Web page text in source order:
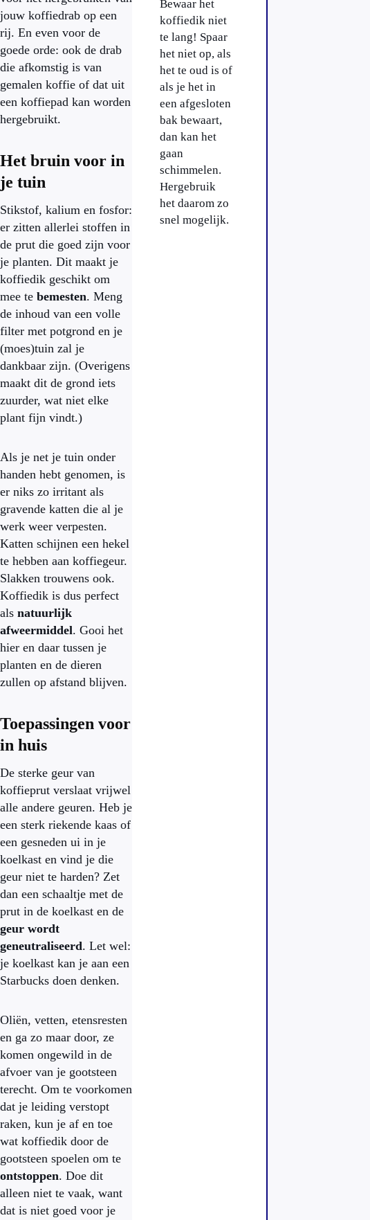
jouw koffiedrab op een
rij. En even voor de
goede orde: ook de drab
die afkomstig is van
gemalen koffie of dat uit
een koffiepad kan worden
hergebruikt.
Het bruin voor in
je tuin
Stikstof, kalium en fosfor:
er zitten allerlei stoffen in
de prut die goed zijn voor
je planten. Dit maakt je
koffiedik geschikt om
mee te bemesten. Meng
de inhoud van een volle
filter met potgrond en je
(moes)tuin zal je
dankbaar zijn. (Overigens
maakt dit de grond iets
zuurder, wat niet elke
plant fijn vindt.)
Als je net je tuin onder
handen hebt genomen, is
er niks zo irritant als
gravende katten die al je
werk weer verpesten.
Katten schijnen een hekel
te hebben aan koffiegeur.
Slakken trouwens ook.
Koffiedik is dus perfect
als natuurlijk
afweermiddel. Gooi het
hier en daar tussen je
planten en de dieren
zullen op afstand blijven.
Toepassingen voor
in huis
De sterke geur van
koffieprut verslaat vrijwel
alle andere geuren. Heb je
een sterk riekende kaas of
een gesneden ui in je
koelkast en vind je die
geur niet te harden? Zet
dan een schaaltje met de
prut in de koelkast en de
geur wordt
geneutraliseerd. Let wel:
je koelkast kan je aan een
Starbucks doen denken.
Oliën, vetten, etensresten
en ga zo maar door, ze
komen ongewild in de
afvoer van je gootsteen
terecht. Om te voorkomen
dat je leiding verstopt
raken, kun je af en toe
wat koffiedik door de
gootsteen spoelen om te
ontstoppen. Doe dit
alleen niet te vaak, want
dat is niet goed voor je
Bewaar het
koffiedik niet
te lang! Spaar
het niet op, als
het te oud is of
als je het in
een afgesloten
bak bewaart,
dan kan het
gaan
schimmelen.
Hergebruik
het daarom zo
snel mogelijk.